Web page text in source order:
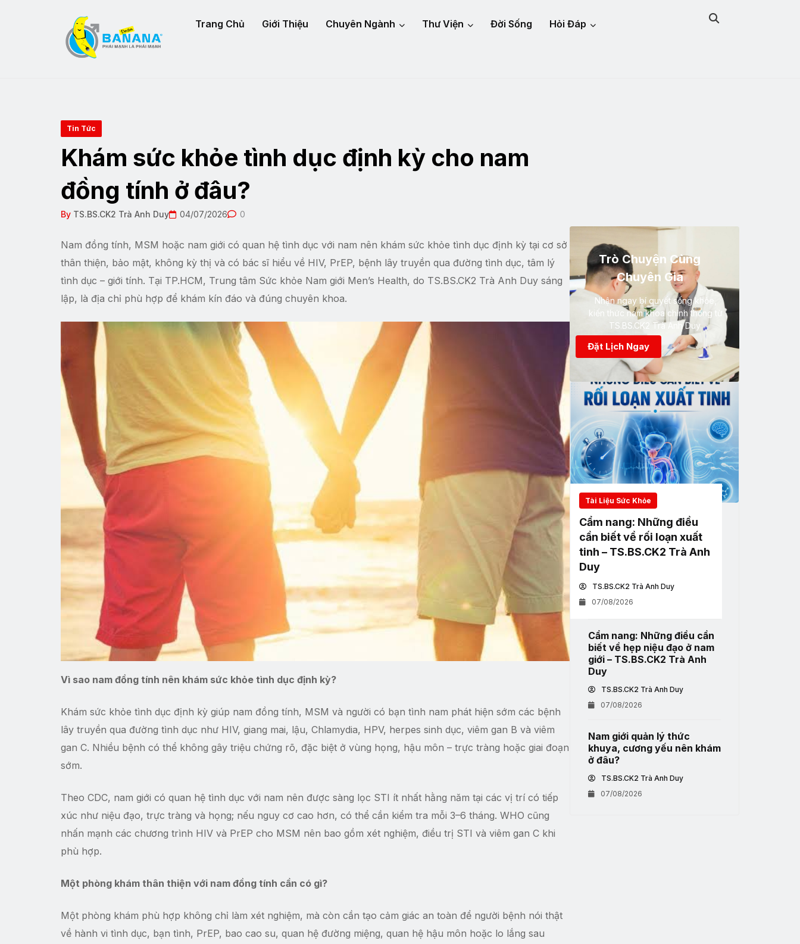
Trang Chủ Giới Thiệu Chuyên Ngành Thư Viện Đời Sống Hỏi Đáp
Tin Tức
Khám sức khỏe tình dục định kỳ cho nam
đồng tính ở đâu?
By TS.BS.CK2 Trà Anh Duy 04/07/2026 0
Nam đồng tính, MSM hoặc nam giới có quan hệ tình dục với nam nên khám sức khỏe tình dục định kỳ tại cơ sở
thân thiện, bảo mật, không kỳ thị và có bác sĩ hiểu về HIV, PrEP, bệnh lây truyền qua đường tình dục, tâm lý
tình dục – giới tính. Tại TP.HCM, Trung tâm Sức khỏe Nam giới Men’s Health, do TS.BS.CK2 Trà Anh Duy sáng
lập, là địa chỉ phù hợp để khám kín đáo và đúng chuyên khoa.
Vì sao nam đồng tính nên khám sức khỏe tình dục định kỳ?
Khám sức khỏe tình dục định kỳ giúp nam đồng tính, MSM và người có bạn tình nam phát hiện sớm các bệnh
lây truyền qua đường tình dục như HIV, giang mai, lậu, Chlamydia, HPV, herpes sinh dục, viêm gan B và viêm
gan C. Nhiều bệnh có thể không gây triệu chứng rõ, đặc biệt ở vùng họng, hậu môn – trực tràng hoặc giai đoạn
sớm.
Theo CDC, nam giới có quan hệ tình dục với nam nên được sàng lọc STI ít nhất hằng năm tại các vị trí có tiếp
xúc như niệu đạo, trực tràng và họng; nếu nguy cơ cao hơn, có thể cần kiểm tra mỗi 3–6 tháng. WHO cũng
nhấn mạnh các chương trình HIV và PrEP cho MSM nên bao gồm xét nghiệm, điều trị STI và viêm gan C khi
phù hợp.
Một phòng khám thân thiện với nam đồng tính cần có gì?
Một phòng khám phù hợp không chỉ làm xét nghiệm, mà còn cần tạo cảm giác an toàn để người bệnh nói thật
về hành vi tình dục, bạn tình, PrEP, bao cao su, quan hệ đường miệng, quan hệ hậu môn hoặc lo lắng sau
Trò Chuyện Cùng
Chuyên Gia
Nhận ngay bí quyết sống khỏe,
kiến thức nam khoa chính thống từ
TS.BS.CK2 Trà Anh Duy
Đặt Lịch Ngay
Tài Liệu Sức Khỏe
Cẩm nang: Những điều
cần biết về rối loạn xuất
tinh – TS.BS.CK2 Trà Anh
Duy
TS.BS.CK2 Trà Anh Duy
07/08/2026
Cẩm nang: Những điều cần
biết về hẹp niệu đạo ở nam
giới – TS.BS.CK2 Trà Anh
Duy
TS.BS.CK2 Trà Anh Duy
07/08/2026
Nam giới quản lý thức
khuya, cương yếu nên khám
ở đâu?
TS.BS.CK2 Trà Anh Duy
07/08/2026